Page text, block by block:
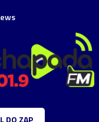
DO ZAP